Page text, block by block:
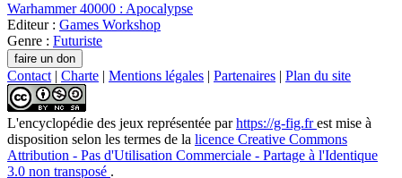
Warhammer 40000 : Apocalypse
Editeur : Games Workshop
Genre : Futuriste
Contact | Charte | Mentions légales | Partenaires | Plan du site
L'encyclopédie des jeux représentée parhttps://g-fig.frest mise à
disposition selon les termes de la licence Creative Commons
Attribution - Pas d'Utilisation Commerciale - Partage à l'Identique
3.0 non transposé .